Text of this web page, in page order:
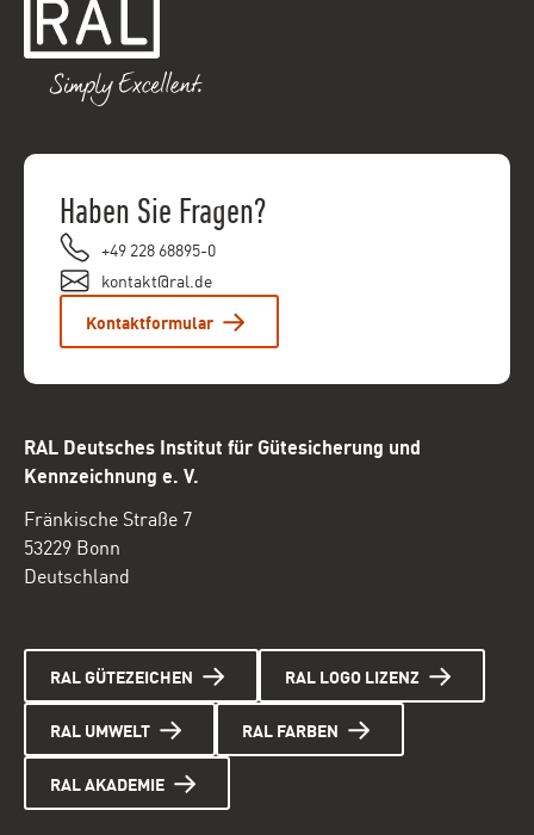
Haben Sie Fragen?
+49 228 68895-0
kontakt@ral.de
Kontaktformular
RAL Deutsches Institut für Gütesicherung und
Kennzeichnung e. V.
Fränkische Straße 7
53229 Bonn
Deutschland
RAL GÜTEZEICHEN RAL LOGO LIZENZ
RAL UMWELT RAL FARBEN
RAL AKADEMIE